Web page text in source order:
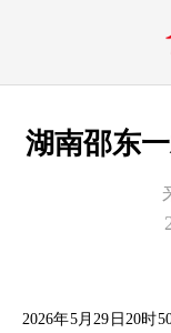
湖南邵东
2026年5月29日20时